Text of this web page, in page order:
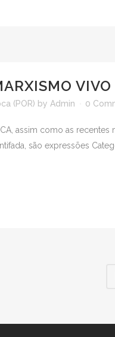
(POR) by Admin 0
assim como as
são expressões